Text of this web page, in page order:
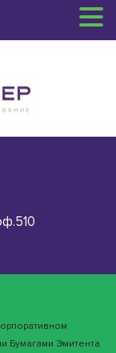
Бумагами Эмитента